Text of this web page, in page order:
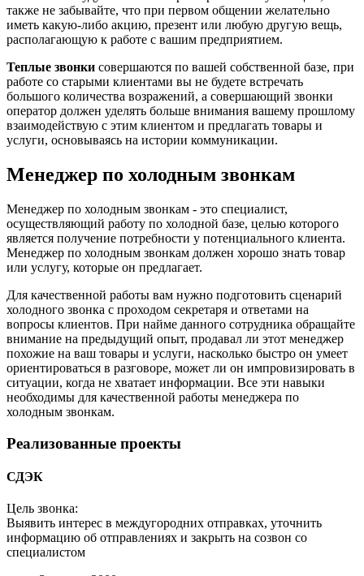
также не забывайте, что при первом общении желательно
иметь какую-либо акцию, презент или любую другую вещь,
располагающую к работе с вашим предприятием.
Теплые звонки совершаются по вашей собственной базе, при
работе со старыми клиентами вы не будете встречать
большого количества возражений, а совершающий звонки
оператор должен уделять больше внимания вашему прошлому
взаимодействую с этим клиентом и предлагать товары и
услуги, основываясь на истории коммуникации.
Менеджер по холодным звонкам
Менеджер по холодным звонкам - это специалист,
осуществляющий работу по холодной базе, целью которого
является получение потребности у потенциального клиента.
Менеджер по холодным звонкам должен хорошо знать товар
или услугу, которые он предлагает.
Для качественной работы вам нужно подготовить сценарий
холодного звонка с проходом секретаря и ответами на
вопросы клиентов. При найме данного сотрудника обращайте
внимание на предыдущий опыт, продавал ли этот менеджер
похожие на ваш товары и услуги, насколько быстро он умеет
ориентироваться в разговоре, может ли он импровизировать в
ситуации, когда не хватает информации. Все эти навыки
необходимы для качественной работы менеджера по
холодным звонкам.
Реализованные проекты
СДЭК
Цель звонка:
Выявить интерес в междугородних отправках, уточнить
информацию об отправлениях и закрыть на созвон со
специалистом